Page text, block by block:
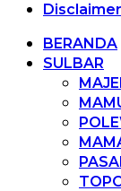
Disclaimer
BERANDA
SULBAR